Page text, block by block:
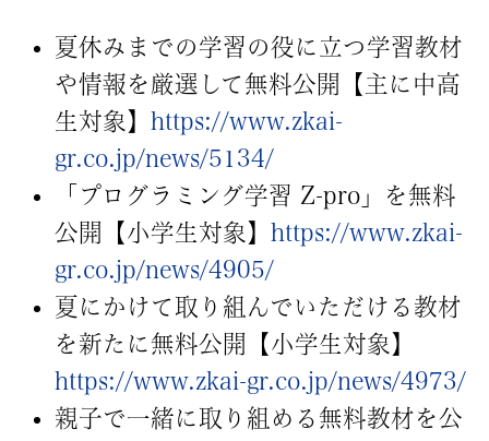
夏休みまでの学習の役に立つ学習教材
や情報を厳選して無料公開【主に中高
生対象】
https://www.zkai-
gr.co.jp/news/5134/
「プログラミング学習 Z-pro」を無料
公開【小学生対象】
https://www.zkai-
gr.co.jp/news/4905/
夏にかけて取り組んでいただける教材
を新たに無料公開【小学生対象】
https://www.zkai-gr.co.jp/news/4973/
親子で一緒に取り組める無料教材を公